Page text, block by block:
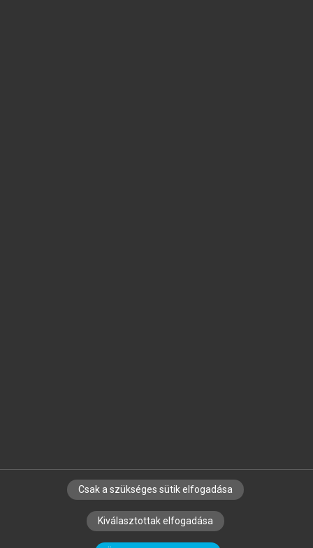
SZERZŐKNEK CÉGEKNEK KÖNYVTÁROSOKNAK
SZERKESZTÉSI ÉS LEKTORÁLÁSI ALAPELVEK
Csak a szükséges sütik elfogadása
Kiválasztottak elfogadása